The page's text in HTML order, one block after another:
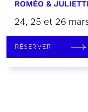
ROMÉO &
24, 25 et 26
RÉSERVER